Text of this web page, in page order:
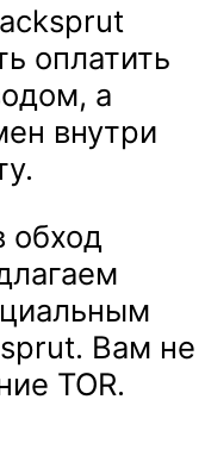
оплатить
а
внутри
обход
Вам не
TOR.